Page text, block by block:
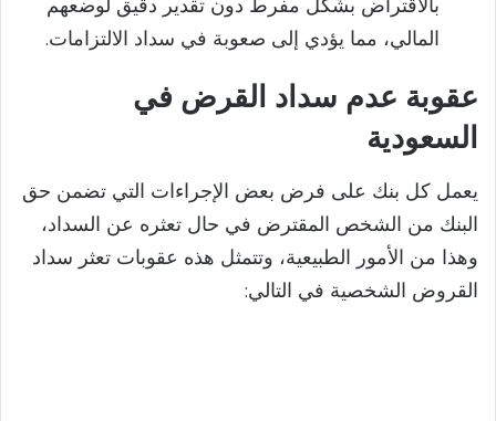
بالاقتراض بشكل مفرط دون تقدير دقيق لوضعهم
المالي، مما يؤدي إلى صعوبة في سداد الالتزامات.
عقوبة عدم سداد القرض في
السعودية
يعمل كل بنك على فرض بعض الإجراءات التي تضمن حق
البنك من الشخص المقترض في حال تعثره عن السداد،
وهذا من الأمور الطبيعية، وتتمثل هذه عقوبات تعثر سداد
القروض الشخصية في التالي: